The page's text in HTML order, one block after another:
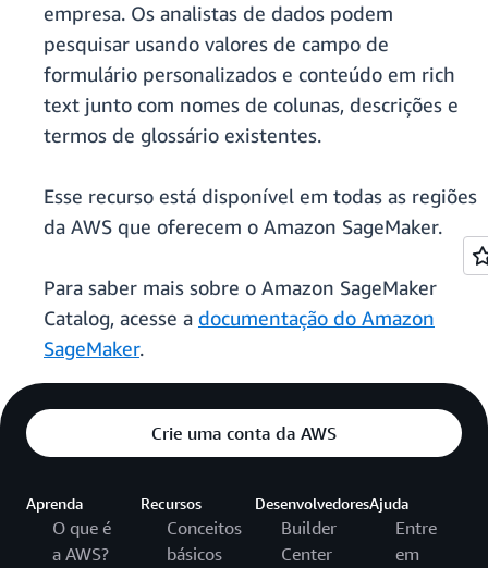
empresa. Os analistas de dados podem
pesquisar usando valores de campo de
formulário personalizados e conteúdo em rich
text junto com nomes de colunas, descrições e
termos de glossário existentes.
Esse recurso está disponível em todas as regiões
da AWS que oferecem o Amazon SageMaker.
Para saber mais sobre o Amazon SageMaker
Catalog, acesse a documentação do Amazon
SageMaker.
Crie uma conta da AWS
Aprenda
O que é
a AWS?
Recursos
Conceitos
básicos
Desenvolvedores
Builder
Center
Ajuda
Entre
em